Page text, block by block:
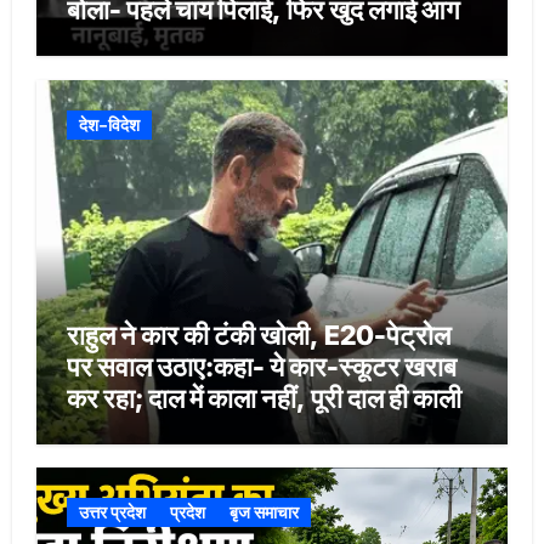
बोला- पहले चाय पिलाई, फिर खुद लगाई आग
देश-विदेश
राहुल ने कार की टंकी खोली, E20-पेट्रोल
पर सवाल उठाए:कहा- ये कार-स्कूटर खराब
कर रहा; दाल में काला नहीं, पूरी दाल ही काली
उत्तर प्रदेश प्रदेश बृज समाचार